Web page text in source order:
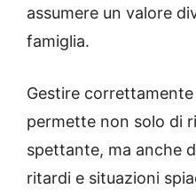
assumere un valore
famiglia.
Gestire
permette non solo di
spettante, ma anche
ritardi e situazioni